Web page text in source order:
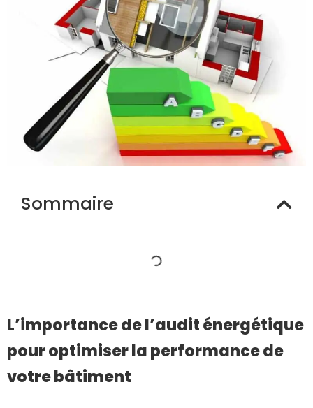
Sommaire
L’importance de l’audit énergétique
pour optimiser la performance de
votre bâtiment